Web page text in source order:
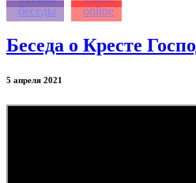
беседы
online
Беседа о Кресте
5 апреля 2021